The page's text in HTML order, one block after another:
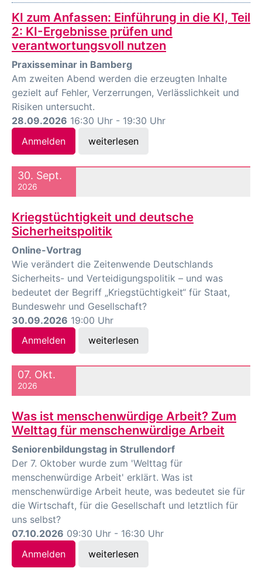
KI zum Anfassen: Einführung in die KI, Teil
2: KI-Ergebnisse prüfen und
verantwortungsvoll nutzen
Praxisseminar in Bamberg
Am zweiten Abend werden die erzeugten Inhalte
gezielt auf Fehler, Verzerrungen, Verlässlichkeit und
Risiken untersucht.
28.09.2026 16:30 Uhr - 19:30 Uhr
Anmelden
weiterlesen
30. Sept.
2026
Kriegstüchtigkeit und deutsche
Sicherheitspolitik
Online-Vortrag
Wie verändert die Zeitenwende Deutschlands
Sicherheits- und Verteidigungspolitik – und was
bedeutet der Begriff „Kriegstüchtigkeit“ für Staat,
Bundeswehr und Gesellschaft?
30.09.2026 19:00 Uhr
Anmelden
weiterlesen
07. Okt.
2026
Was ist menschenwürdige Arbeit? Zum
Welttag für menschenwürdige Arbeit
Seniorenbildungstag in Strullendorf
Der 7. Oktober wurde zum 'Welttag für
menschenwürdige Arbeit' erklärt. Was ist
menschenwürdige Arbeit heute, was bedeutet sie für
die Wirtschaft, für die Gesellschaft und letztlich für
uns selbst?
07.10.2026 09:30 Uhr - 16:30 Uhr
Anmelden
weiterlesen